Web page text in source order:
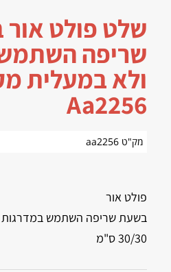
שלט פולט
שריפה
ולא במעלית
Aa2256
מק"ט aa2256
פולט אור
בשעת שריפה השתמש במדרגות
30/30 ס"מ